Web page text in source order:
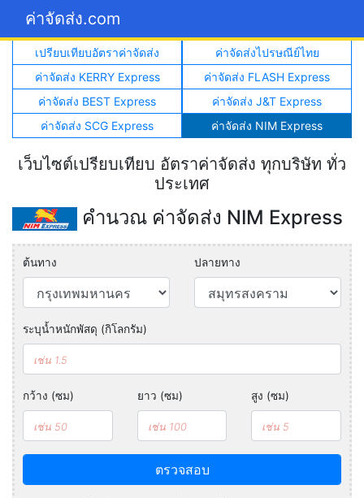
ค่าจัดส่ง.com
เปรียบเทียบอัตราค่าจัดส่ง
ค่าจัดส่งไปรษณีย์ไทย
ค่าจัดส่ง KERRY Express
ค่าจัดส่ง FLASH Express
ค่าจัดส่ง BEST Express
ค่าจัดส่ง J&T Express
ค่าจัดส่ง SCG Express
ค่าจัดส่ง NIM Express
เว็บไซต์เปรียบเทียบ อัตราค่าจัดส่ง ทุกบริษัท ทั่ว
ประเทศ
คำนวณ ค่าจัดส่ง NIM Express
ต้นทาง ปลายทาง
ระบุน้ำหนักพัสดุ (กิโลกรัม)
กว้าง (ซม) ยาว (ซม) สูง (ซม)
ตรวจสอบ